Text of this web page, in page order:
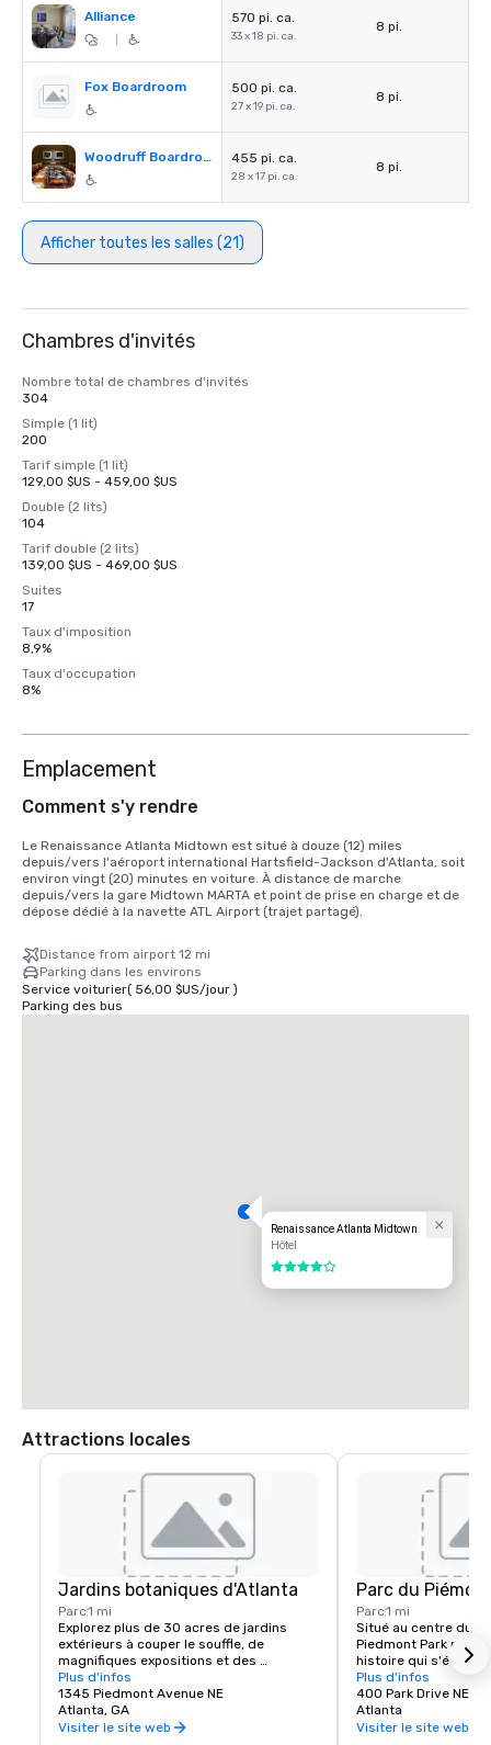
Alliance 570 pi. ca.
33 x 18 pi. ca.
8 pi.
Fox Boardroom 500 pi. ca.
27 x 19 pi. ca.
8 pi.
Woodruff Boardroom 455 pi. ca.
28 x 17 pi. ca.
8 pi.
Afficher toutes les salles (21)
Chambres d'invités
Nombre total de chambres d'invités
304
Simple (1 lit)
200
Tarif simple (1 lit)
129,00 $US - 459,00 $US
Double (2 lits)
104
Tarif double (2 lits)
139,00 $US - 469,00 $US
Suites
17
Taux d'imposition
8,9%
Taux d'occupation
8%
Emplacement
Comment s'y rendre
Le Renaissance Atlanta Midtown est situé à douze (12) miles
depuis/vers l'aéroport international Hartsfield-Jackson d'Atlanta, soit
environ vingt (20) minutes en voiture. À distance de marche
depuis/vers la gare Midtown MARTA et point de prise en charge et de
dépose dédié à la navette ATL Airport (trajet partagé).
Distance from airport 12 mi
Parking dans les environs
Service voiturier( 56,00 $US/jour)
Parking des bus
Renaissance Atlanta Midtown
Hôtel
4 sur 5
Attractions locales
Jardins botaniques d'Atlanta
Parc1 mi
Explorez plus de 30 acres de jardins
extérieurs à couper le souffle, de
magnifiques expositions et des
collections de plantes renommées aux
jardins botaniques d'Atlanta, ainsi qu'une
oasis urbaine située à côté du parc
Piedmont à Midtown.
Plus d'infos
1345 Piedmont Avenue NE
Atlanta, GA
Visiter le site web
Parc du
Parc1 mi
Situé au centre du
Piedmont Park
histoire qui s'étend
siècles. Depuis
n'a cessé d'évoluer,
et passant par
d'une forêt à une
Plus d'infos
400 Park Drive NE
Atlanta
Visiter le site web